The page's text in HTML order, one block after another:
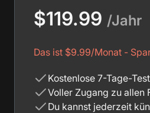
$119.99 /Jahr
Das ist $9.99/Monat -
Kostenlose 7-Tage-
Voller Zugang zu allen
Du kannst jederzeit